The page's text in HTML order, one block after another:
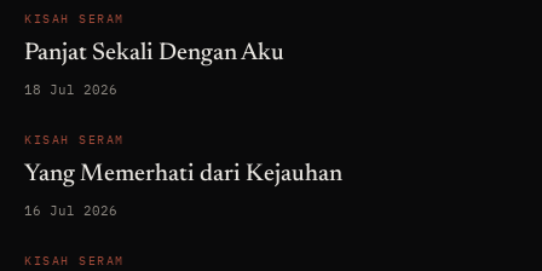
KISAH SERAM
Panjat Sekali Dengan Aku
18 Jul 2026
KISAH SERAM
Yang Memerhati dari Kejauhan
16 Jul 2026
KISAH SERAM